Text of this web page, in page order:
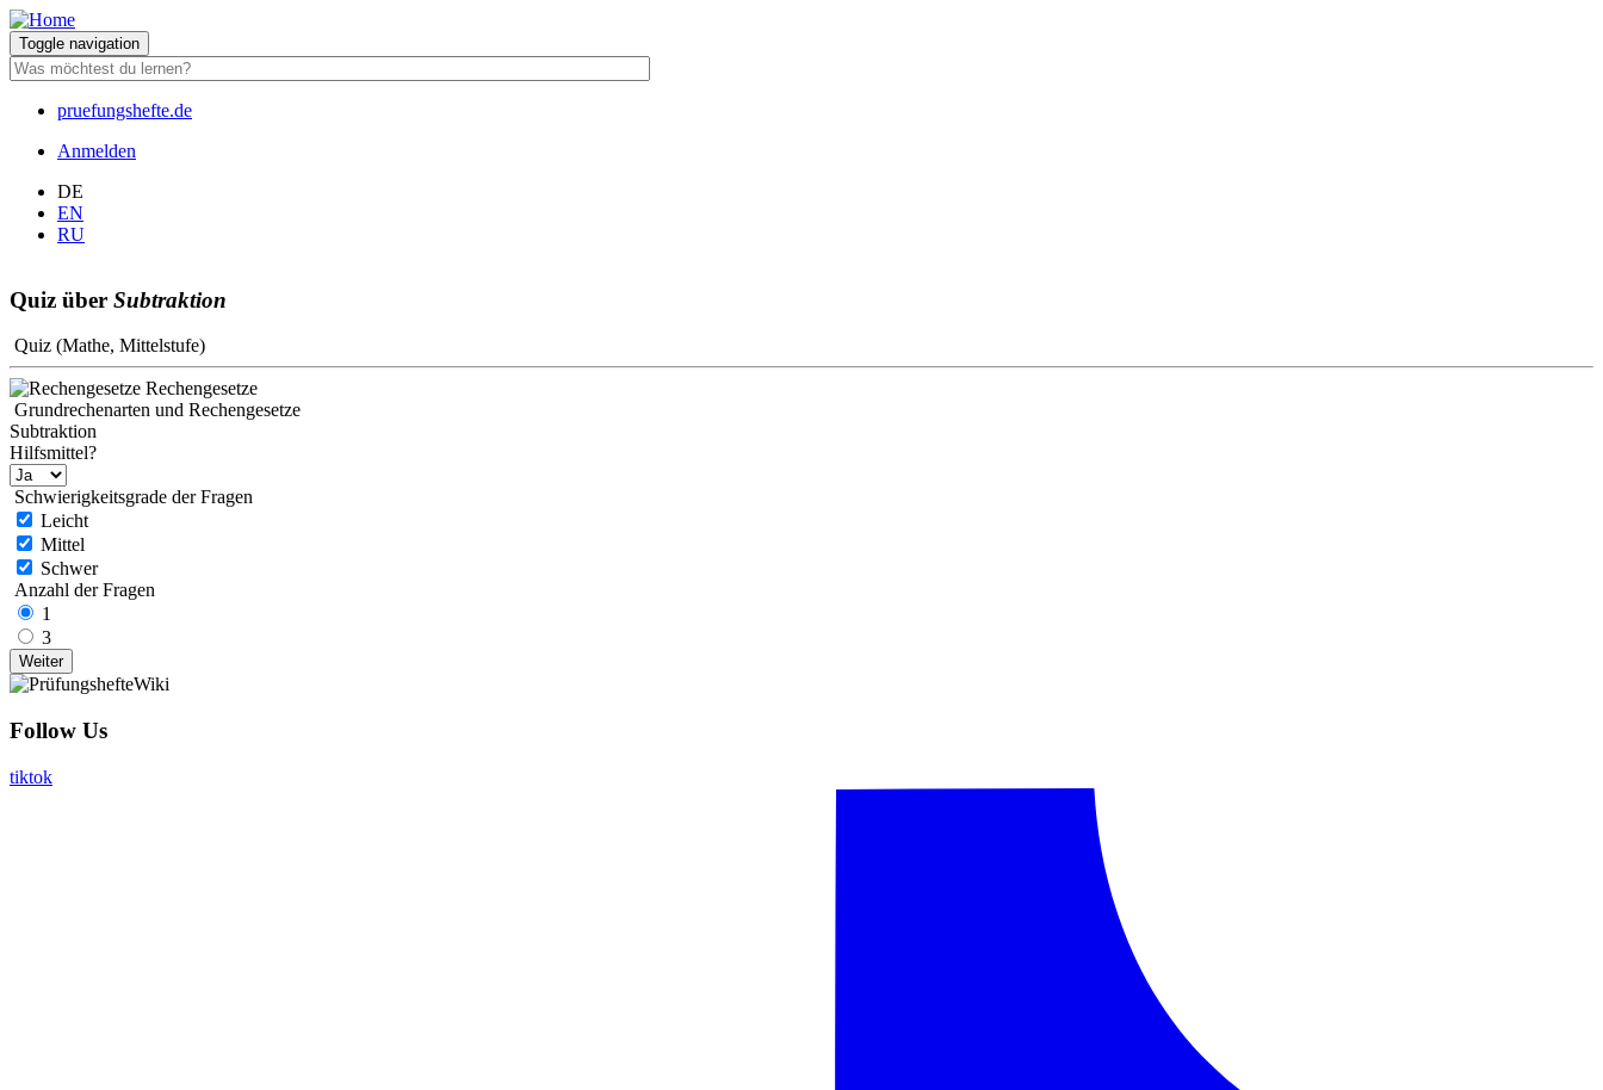
Direkt
zum
Inhalt
Toggle navigation
Hauptnavigation
pruefungshefte.de
Benutzermenü
Anmelden
DE
EN
RU
Quiz über Subtraktion
Quiz (Mathe, Mittelstufe)
Rechengesetze
Grundrechenarten und Rechengesetze
Subtraktion
Hilfsmittel?
Schwierigkeitsgrade der Fragen
Leicht
Mittel
Schwer
Anzahl der Fragen
1
3
Follow Us
tiktok